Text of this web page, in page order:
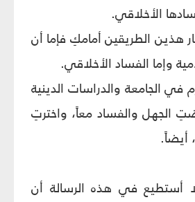
الأخلاقي.
هذين الطريقين أمامكِ فإما أن
وإما الفساد الأخلاقي.
في الجامعة والدراسات الدينية
الجهل والفساد معاً، واخترتِ
أيضاً.
أستطيع في هذه الرسالة أن